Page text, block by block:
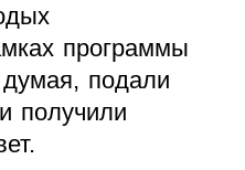
программы
подали
получили